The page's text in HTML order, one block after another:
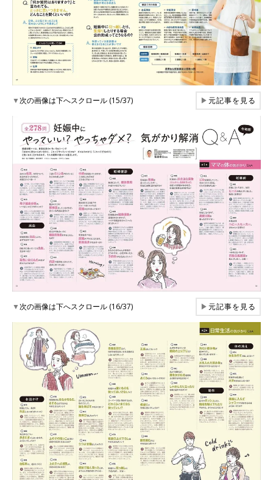
▼次の画像は下へスクロール (15/37) ▶元記事を見る
▼次の画像は下へスクロール (16/37) ▶元記事を見る